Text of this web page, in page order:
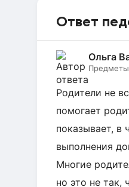
Ответ
Ольга
Родители не
помогает
показывает, в
выполнения
Многие
но это не так,